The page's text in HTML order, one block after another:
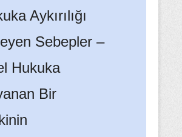
Aykırılığı
Sebepler –
Hukuka
Bir